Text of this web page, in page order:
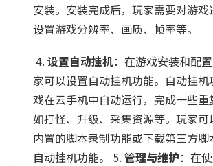
安装。安装完成后，玩家需要对游戏
设置游戏分辨率、画质、帧率等。
4. 设置自动挂机：在游戏安装和配
家可以设置自动挂机功能。自动挂
戏在云手机中自动运行，完成一些重
如打怪、升级、采集资源等。玩家
内置的脚本录制功能或下载第三方
自动挂机功能。 5. 管理与维护：在